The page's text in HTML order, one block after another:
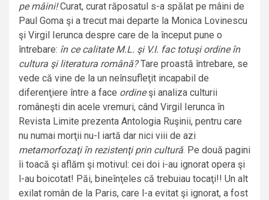
pe mâini!Curat, curat răposatul s-a spălat pe mâini de
Paul Goma şi a trecut mai departe la Monica Lovinescu
şi Virgil Ierunca despre care de la început pune o
întrebare: în ce calitate M.L. şi V.I. fac totuşi ordine în
cultura şi literatura română?Tare proastă întrebare, se
vede că vine de la un neînsufleţit incapabil de
diferenţiere între a face ordineşi analiza culturii
româneşti din acele vremuri, când Virgil Ierunca în
Revista Limite prezenta Antologia Ruşinii, pentru care
nu numai morţii nu-l iartă dar nici viii de azi
metamorfozaţi în rezistenţi prin cultură. Pe două pagini
îi toacă şi aflăm şi motivul: cei doi i-au ignorat opera şi
l-au boicotat! Păi, bineînţeles că trebuiau tocaţi!! Un alt
exilat român de la Paris, care l-a evitat şi ignorat, a fost